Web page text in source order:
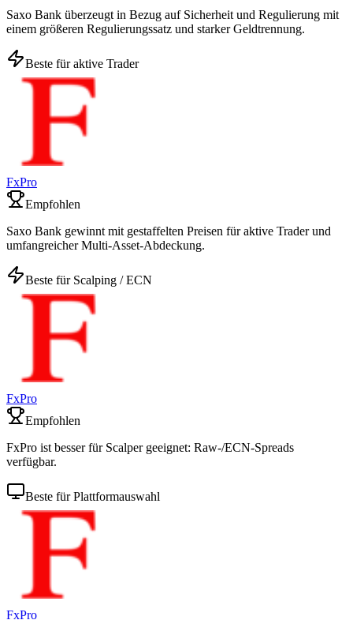
Saxo Bank überzeugt in Bezug auf Sicherheit und Regulierung mit
einem größeren Regulierungssatz und starker Geldtrennung.
Beste für aktive Trader
FxPro
Empfohlen
Saxo Bank gewinnt mit gestaffelten Preisen für aktive Trader und
umfangreicher Multi-Asset-Abdeckung.
Beste für Scalping / ECN
FxPro
Empfohlen
FxPro ist besser für Scalper geeignet: Raw-/ECN-Spreads
verfügbar.
Beste für Plattformauswahl
FxPro